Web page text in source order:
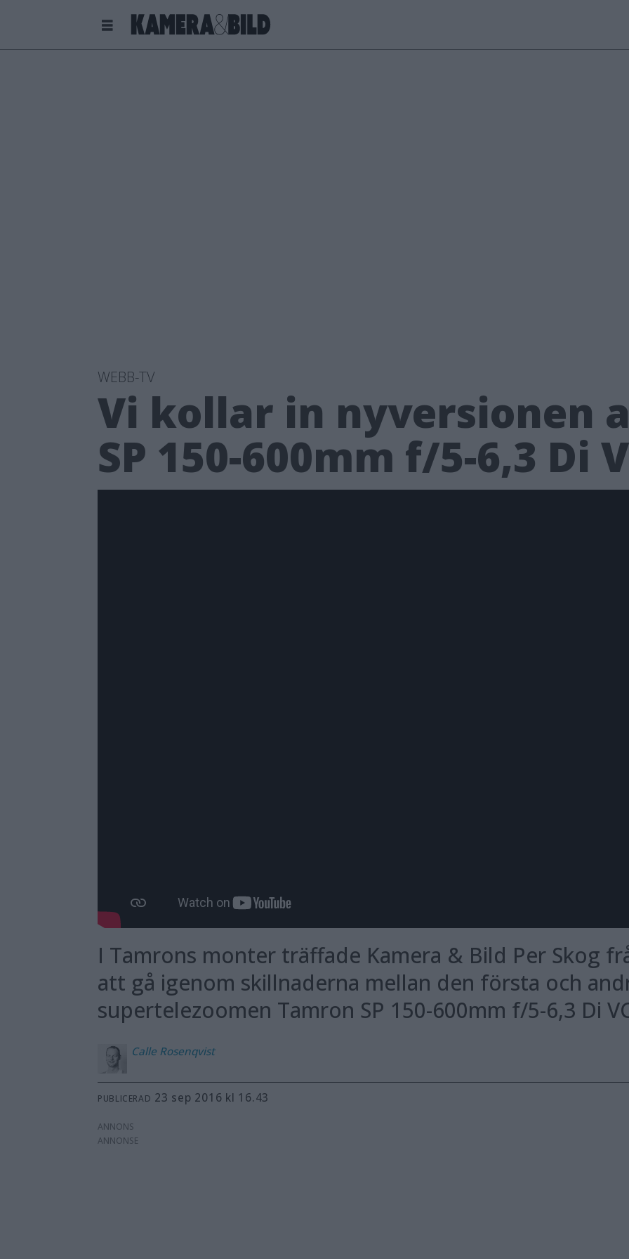
WEBB-TV
Vi kollar in nyversionen
SP 150-600mm f/5-6,3 Di
I Tamrons monter träffade Kamera & Bild Per Skog
att gå igenom skillnaderna mellan den första och
supertelezoomen Tamron SP 150-600mm f/5-6,3 Di
Calle Rosenqvist
PUBLICERAD 23 sep 2016 kl 16.43
ANNONS